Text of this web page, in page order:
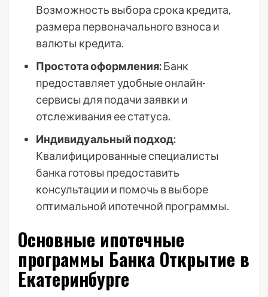
Возможность выбора срока кредита,
размера первоначального взноса и
валюты кредита.
Простота оформления:Банк
предоставляет удобные онлайн-
сервисы для подачи заявки и
отслеживания ее статуса.
Индивидуальный подход:
Квалифицированные специалисты
банка готовы предоставить
консультации и помочь в выборе
оптимальной ипотечной программы.
Основные ипотечные
программы Банка Открытие в
Екатеринбурге